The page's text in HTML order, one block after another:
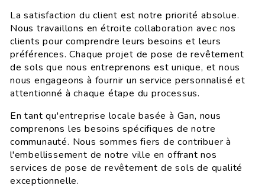
La satisfaction du client est notre priorité absolue.
Nous travaillons en étroite collaboration avec nos
clients pour comprendre leurs besoins et leurs
préférences. Chaque projet de pose de revêtement
de sols que nous entreprenons est unique, et nous
nous engageons à fournir un service personnalisé et
attentionné à chaque étape du processus.
En tant qu'entreprise locale basée à Gan, nous
comprenons les besoins spécifiques de notre
communauté. Nous sommes fiers de contribuer à
l'embellissement de notre ville en offrant nos
services de pose de revêtement de sols de qualité
exceptionnelle.